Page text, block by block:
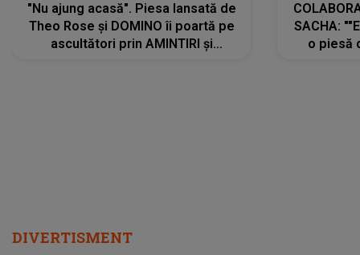
"Nu ajung acasă". Piesa lansată de
Theo Rose și DOMINO îi poartă pe
ascultători prin AMINTIRI și
SACHA:
o piesă
DIVERTISMENT